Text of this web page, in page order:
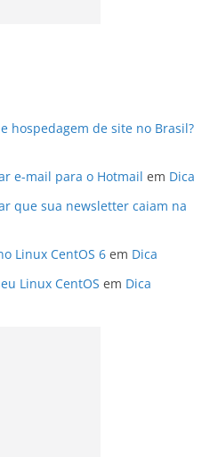
hospedagem de site no Brasil?
e-mail para o Hotmail em Dica
que sua newsletter caiam na
Linux CentOS 6 em Dica
Linux CentOS em Dica